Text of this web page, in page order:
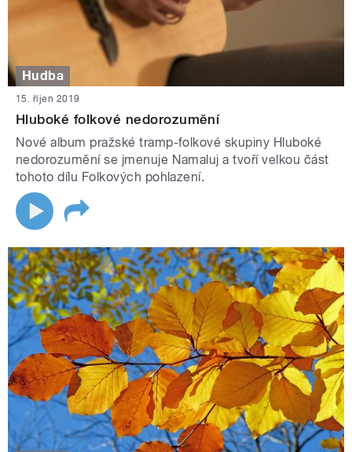
Hudba
15. říjen 2019
Hluboké folkové nedorozumění
Nové album pražské tramp-folkové skupiny Hluboké
nedorozumění se jmenuje Namaluj a tvoří velkou část
tohoto dílu Folkových pohlazení.